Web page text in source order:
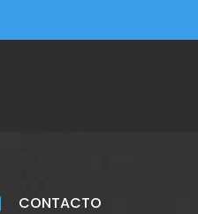
CONTACTO